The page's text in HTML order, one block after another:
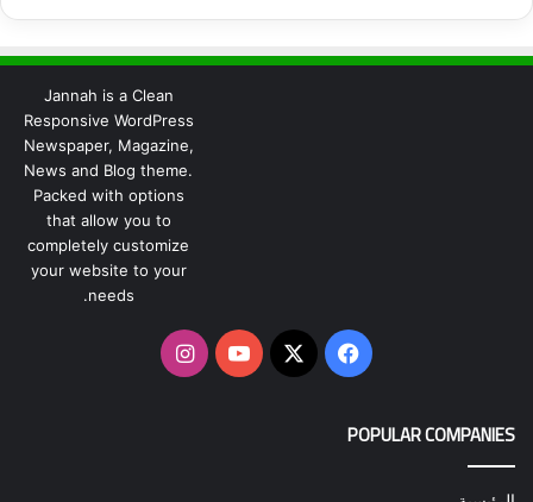
Jannah is a Clean
Responsive WordPress
Newspaper, Magazine,
News and Blog theme.
Packed with options
that allow you to
completely customize
your website to your
needs.
فيسبوك
‫X
‫YouTubeانستقرام
POPULAR COMPANIES